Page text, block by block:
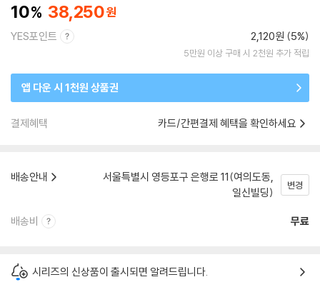
10 38,250
YES포인트 2,120원 (5%)
5만원 이상 구매 시 2천원 추가 적립
앱 다운 시 1천원 상품권
결제혜택 카드/간편결제 혜택을 확인하세요
배송안내
서울특별시 영등포구 은행로 11(여의도동,
일신빌딩)
변경
배송비 무료
시리즈의 신상품이 출시되면 알려드립니다.